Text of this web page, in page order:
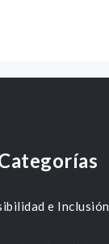
e Inclusión